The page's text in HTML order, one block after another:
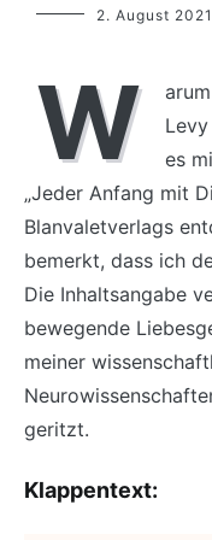
Yvonne
2. August 2021
W
es
„Jeder Anfang mit
Blanvaletverlags
bemerkt, dass ich
Die Inhaltsangabe
bewegende
meiner
geritzt.
Klappentext: